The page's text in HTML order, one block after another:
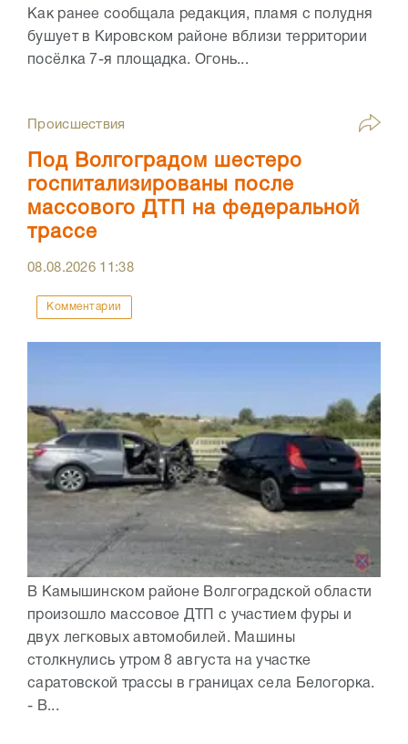
Как ранее сообщала редакция, пламя с полудня
бушует в Кировском районе вблизи территории
посёлка 7-я площадка. Огонь...
Происшествия
Под Волгоградом шестеро
госпитализированы после
массового ДТП на федеральной
трассе
08.08.2026 11:38
Комментарии
В Камышинском районе Волгоградской области
произошло массовое ДТП с участием фуры и
двух легковых автомобилей. Машины
столкнулись утром 8 августа на участке
саратовской трассы в границах села Белогорка.
- В...